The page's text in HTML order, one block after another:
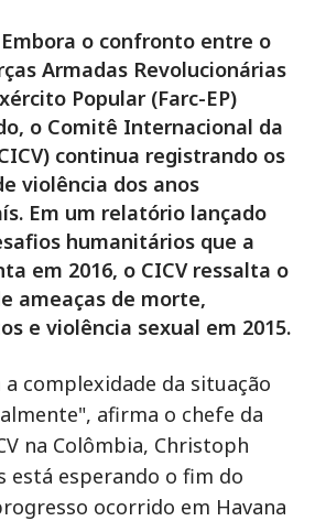
Embora o confronto entre o
Armadas Revolucionárias
Popular (Farc-EP)
o Comitê Internacional da
continua registrando os
violência dos anos
Em um relatório lançado
humanitários que a
em 2016, o CICV ressalta o
ameaças de morte,
e violência sexual em 2015.
complexidade da situação
afirma o chefe da
na Colômbia, Christoph
está esperando o fim do
ocorrido em Havana